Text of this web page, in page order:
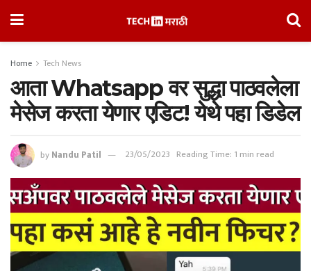
Home Tech News
आता Whatsapp वर सुद्धा पाठवलेला
मेसेज करता येणार एडिट! येथे पहा डिडेल
byNandu Patil 23/05/2023 Reading Time: 1 min read